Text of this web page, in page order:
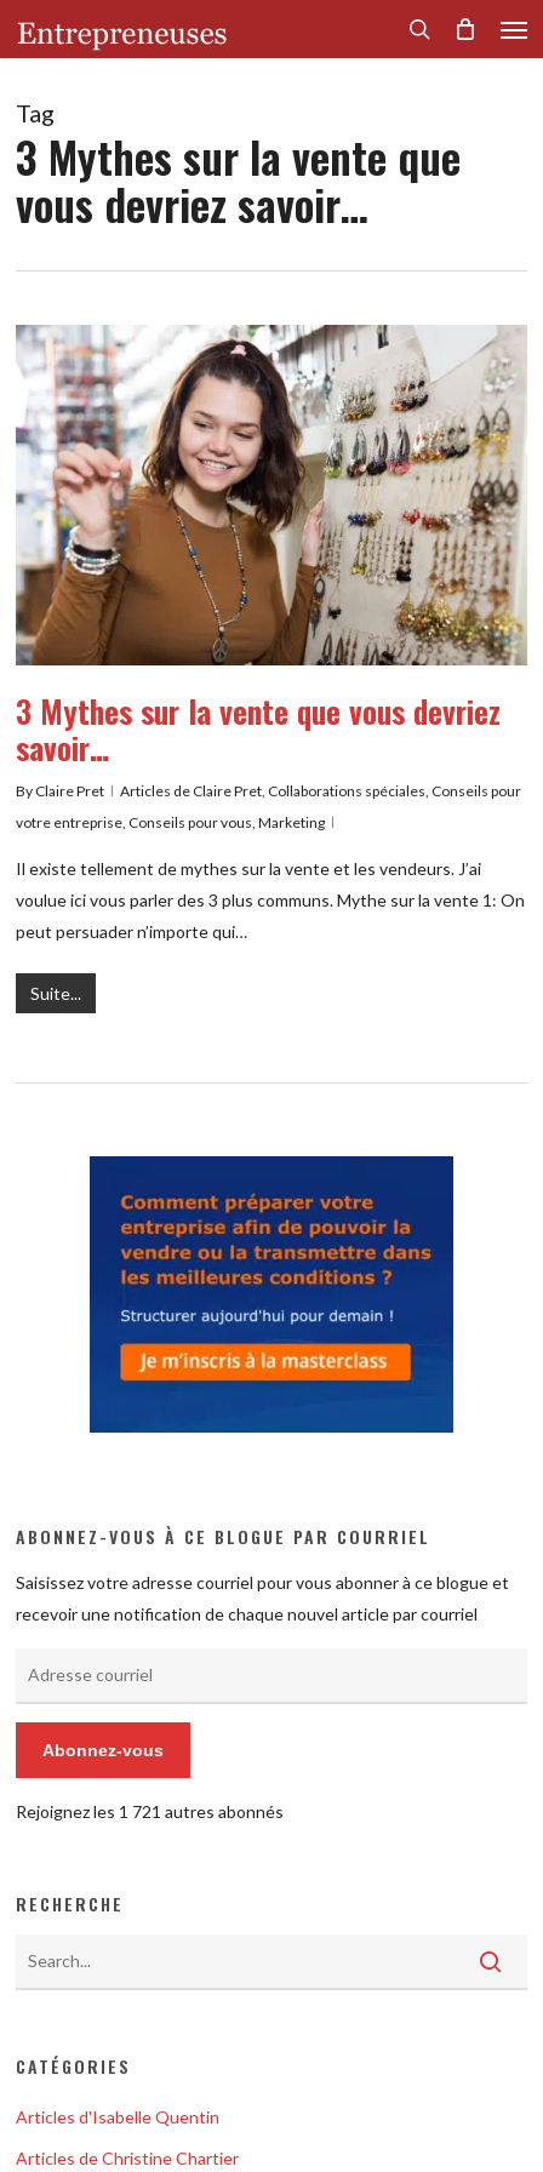
content
search
Tag
3 Mythes sur la vente que
vous devriez savoir…
3 Mythes sur la vente que vous devriez
savoir…
By Claire Pret Articles de Claire Pret Collaborations spéciales Conseils pour
votre entreprise Conseils pour vous ,Marketing
Il existe tellement de mythes sur la vente et les vendeurs. J’ai
voulue ici vous parler des 3 plus communs. Mythe sur la vente 1: On
peut persuader n’importe qui…
Suite...
ABONNEZ-VOUS À CE BLOGUE PAR COURRIEL
Saisissez votre adresse courriel pour vous abonner à ce blogue et
recevoir une notification de chaque nouvel article par courriel
Abonnez-vous
Rejoignez les 1 721 autres abonnés
RECHERCHE
CATÉGORIES
Articles d'Isabelle Quentin
Articles de Christine Chartier